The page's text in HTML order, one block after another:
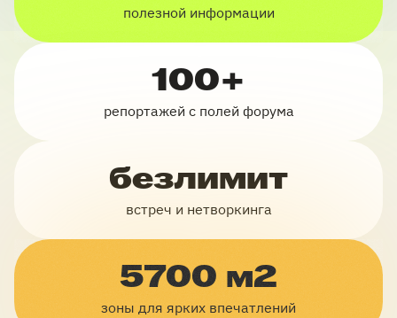
полезной информации
100+
репортажей с полей форума
безлимит
встреч и нетворкинга
5700 м2
зоны для ярких впечатлений